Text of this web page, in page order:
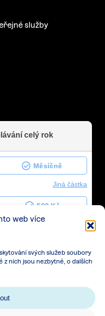
web více
svých služeb soubory
nich jsou nezbytné, o dalších
služby